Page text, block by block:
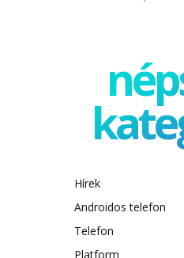
Hírek
Androidos telefon
Telefon
Platform